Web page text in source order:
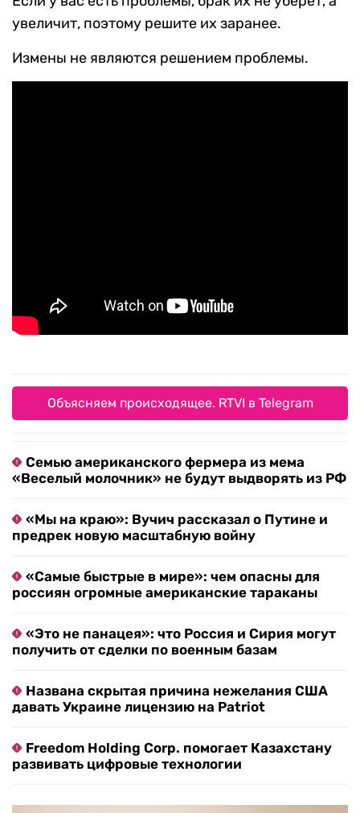
увеличит, поэтому решите их заранее.
Измены не являются решением проблемы.
Объясняем происходящее. RTVI в Telegram
Семью американского фермера из мема
«Веселый молочник» не будут выдворять из РФ
«Мы на краю»: Вучич рассказал о Путине и
предрек новую масштабную войну
«Самые быстрые в мире»: чем опасны для
россиян огромные американские тараканы
«Это не панацея»: что Россия и Сирия могут
получить от сделки по военным базам
Названа скрытая причина нежелания США
давать Украине лицензию на Patriot
Freedom Holding Corp. помогает Казахстану
развивать цифровые технологии